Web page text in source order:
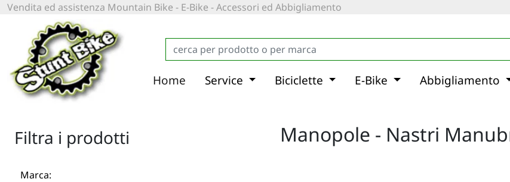
Vendita ed assistenza Mountain Bike - E-Bike - Accessori ed Abbigliamento
Home Service Biciclette E-Bike Abbigliamento
Filtra i prodotti
Marca:
Manopole - Nastri